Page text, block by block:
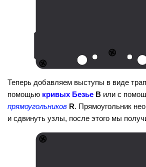
Теперь добавляем выступы в виде
помощью кривых Безье B или с
прямоугольников R. Прямоугольник
и сдвинуть узлы, после этого мы